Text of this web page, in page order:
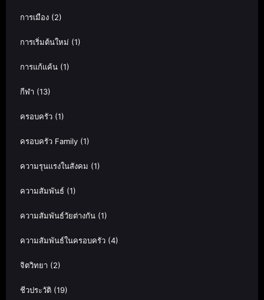
การเมือง (2)
การเริ่มต้นใหม่ (1)
การแก้แค้น (1)
กีฬา (13)
ครอบครัว (1)
ครอบครัว Family (1)
ความรุนแรงในสังคม (1)
ความสัมพันธ์ (1)
ความสัมพันธ์วัยต่างกัน (1)
ความสัมพันธ์ในครอบครัว (4)
จิตวิทยา (2)
ชีวประวัติ (19)